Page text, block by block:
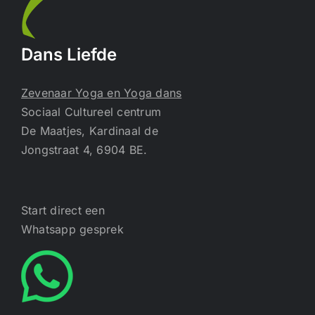
Dans Liefde
Zevenaar Yoga en Yoga dans
Sociaal Cultureel centrum
De Maatjes, Kardinaal de
Jongstraat 4, 6904 BE.
Start direct een
Whatsapp gesprek